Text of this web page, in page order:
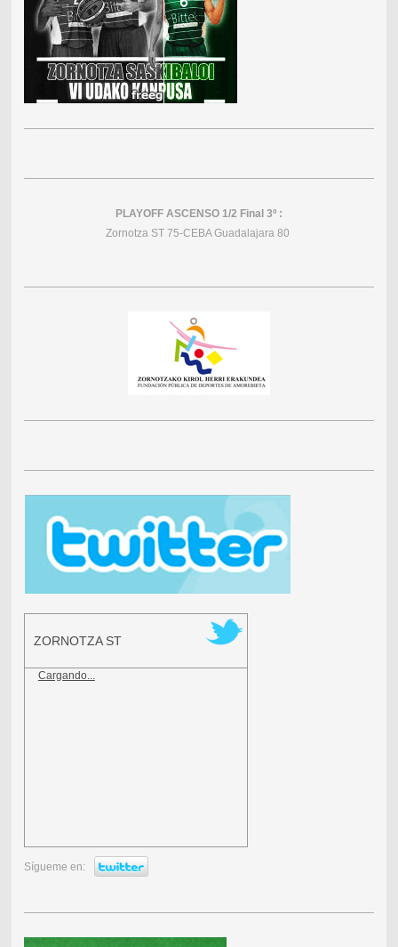
PLAYOFF ASCENSO 1/2 Final 3º :
Zornotza ST 75-CEBA Guadalajara 80
ZORNOTZA ST
Cargando...
Sígueme en: